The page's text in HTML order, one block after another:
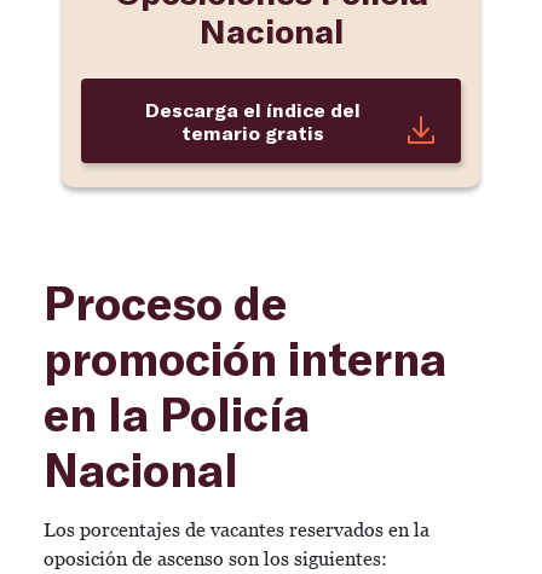
Nacional
Descarga el índice del
temario gratis
Proceso de
promoción interna
en la Policía
Nacional
Los porcentajes de vacantes reservados en la
oposición de ascenso son los siguientes: